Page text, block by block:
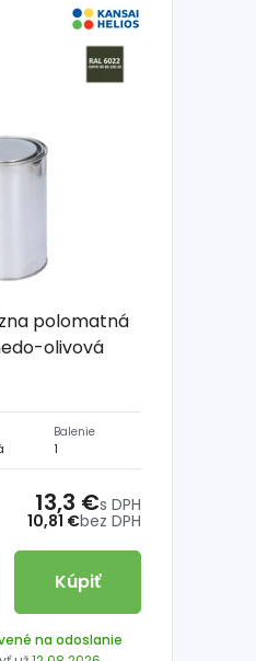
polomatná
olivová
Balenie
1
10,81 €bez DPH
13,3 €s DPH
Kúpiť
na odoslanie